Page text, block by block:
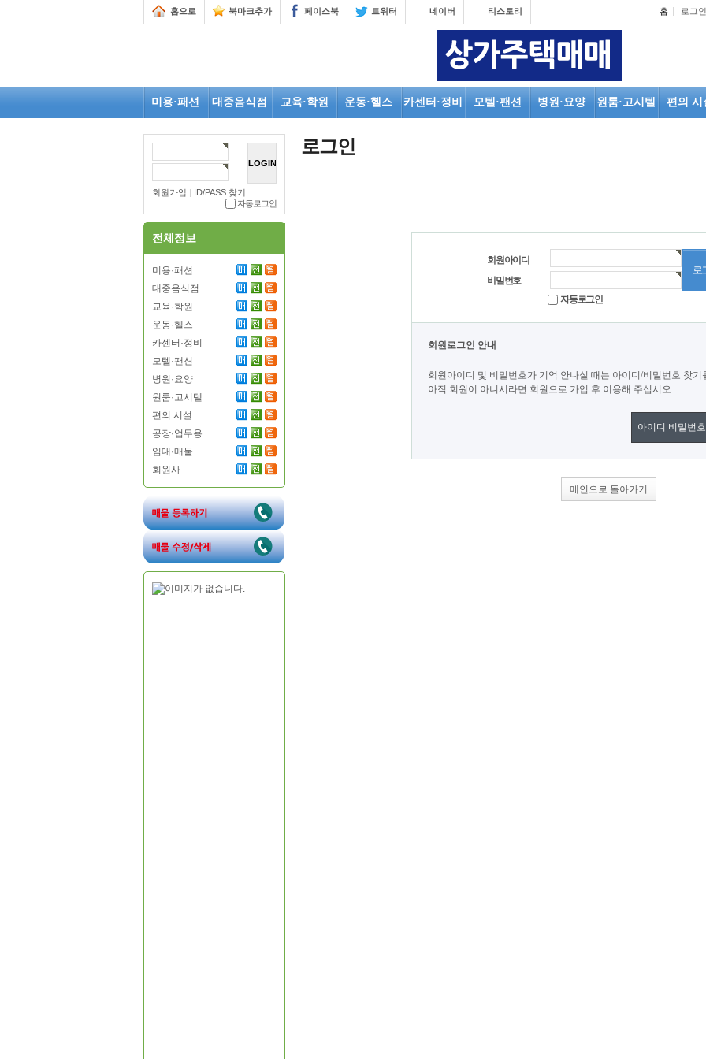
홈으로 북마크추가 페이스북 트위터 네이버 티스토리 홈 로그인
미용·패션 대중음식점 교육·학원 운동·헬스 카센터·정비 모텔·팬션 병원·요양 원룸·고시텔 편의 시
회원가입 | ID/PASS 찾기
자동로그인
전체정보
미용·패션
대중음식점
교육·학원
운동·헬스
카센터·정비
모텔·팬션
병원·요양
원룸·고시텔
편의 시설
공장·업무용
임대·매물
회원사
로그인
회원아이디
비밀번호
자동로그인
회원로그인 안내
회원아이디 및 비밀번호가 기억 안나실 때는 아이디/비밀번호 찾기
아직 회원이 아니시라면 회원으로 가입 후 이용해 주십시오.
아이디 비밀번호
메인으로 돌아가기